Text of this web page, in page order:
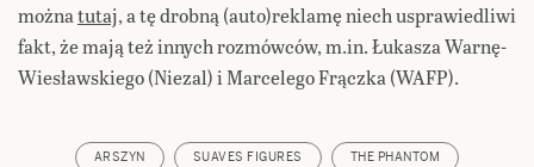
możnatutaj, a tę drobną (auto)reklamę niech usprawiedliwi
fakt, że mają też innych rozmówców, m.in. Łukasza Warnę-
Wiesławskiego (Niezal) i Marcelego Frączka (WAFP).
ARSZYN SUAVES FIGURES THE PHANTOM